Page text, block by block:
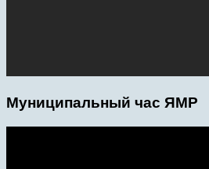
Муниципальный час ЯМР